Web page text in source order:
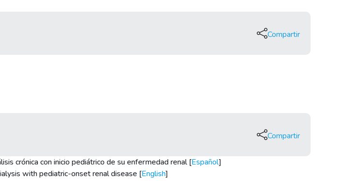
Compartir
Compartir
crónica con inicio pediátrico de su enfermedad renal [Español]
with pediatric-onset renal disease [English]